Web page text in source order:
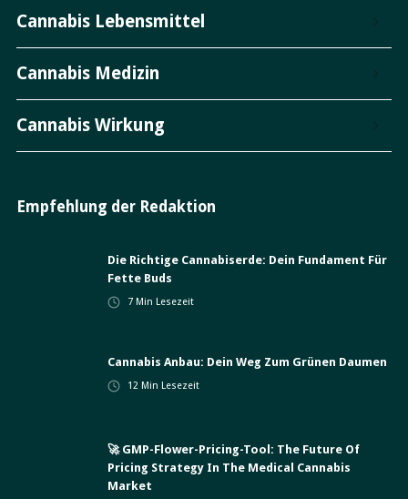
Cannabis Lebensmittel
Cannabis Medizin
Cannabis Wirkung
Empfehlung der Redaktion
Die Richtige Cannabiserde: Dein Fundament Für
Fette Buds
7 Min Lesezeit
Cannabis Anbau: Dein Weg Zum Grünen Daumen
12 Min Lesezeit
🚀 GMP-Flower-Pricing-Tool: The Future Of
Pricing Strategy In The Medical Cannabis
Market